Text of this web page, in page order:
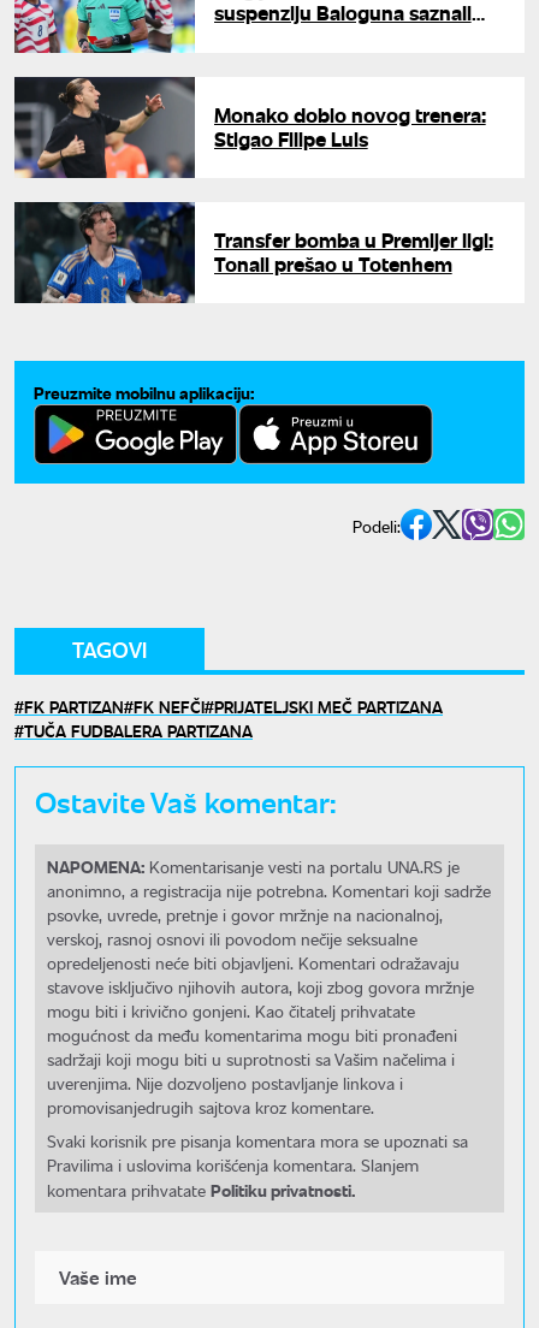
suspenziju Baloguna saznali
Monako dobio novog trenera:
Stigao Filipe Luis
Transfer bomba u Premijer ligi:
Tonali prešao u Totenhem
Preuzmite mobilnu aplikaciju:
Podeli:
TAGOVI
FK PARTIZAN FK NEFČI PRIJATELJSKI MEČ PARTIZANA
TUČA FUDBALERA PARTIZANA
Ostavite Vaš komentar:
NAPOMENA: Komentarisanje vesti na portalu UNA.RS je
anonimno, a registracija nije potrebna. Komentari koji sadrže
psovke, uvrede, pretnje i govor mržnje na nacionalnoj,
verskoj, rasnoj osnovi ili povodom nečije seksualne
opredeljenosti neće biti objavljeni. Komentari odražavaju
stavove isključivo njihovih autora, koji zbog govora mržnje
mogu biti i krivično gonjeni. Kao čitatelj prihvatate
mogućnost da među komentarima mogu biti pronađeni
sadržaji koji mogu biti u suprotnosti sa Vašim načelima i
uverenjima. Nije dozvoljeno postavljanje linkova i
promovisanjedrugih sajtova kroz komentare.
Svaki korisnik pre pisanja komentara mora se upoznati sa
Pravilima i uslovima korišćenja komentara. Slanjem
komentara prihvatate Politiku privatnosti.